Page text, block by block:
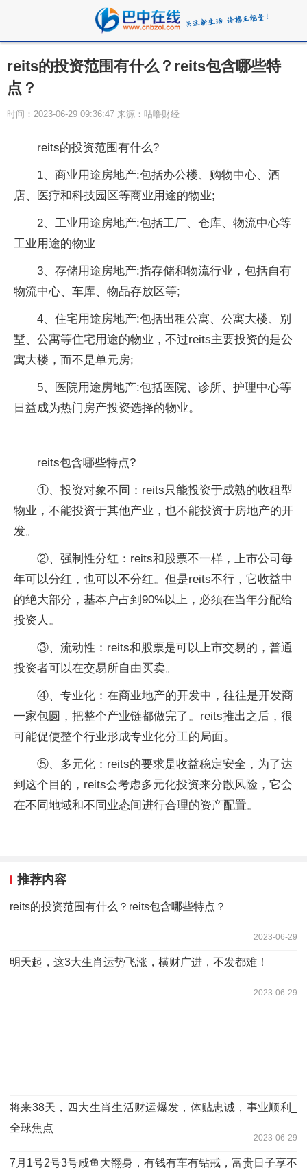
reits的投资范围有什么？reits包含哪些特
点？
时间：2023-06-29 09:36:47 来源：咕噜财经
reits的投资范围有什么?
1、商业用途房地产:包括办公楼、购物中心、酒
店、医疗和科技园区等商业用途的物业;
2、工业用途房地产:包括工厂、仓库、物流中心等
工业用途的物业
3、存储用途房地产:指存储和物流行业，包括自有
物流中心、车库、物品存放区等;
4、住宅用途房地产:包括出租公寓、公寓大楼、别
墅、公寓等住宅用途的物业，不过reits主要投资的是公
寓大楼，而不是单元房;
5、医院用途房地产:包括医院、诊所、护理中心等
日益成为热门房产投资选择的物业。
reits包含哪些特点?
①、投资对象不同：reits只能投资于成熟的收租型
物业，不能投资于其他产业，也不能投资于房地产的开
发。
②、强制性分红：reits和股票不一样，上市公司每
年可以分红，也可以不分红。但是reits不行，它收益中
的绝大部分，基本户占到90%以上，必须在当年分配给
投资人。
③、流动性：reits和股票是可以上市交易的，普通
投资者可以在交易所自由买卖。
④、专业化：在商业地产的开发中，往往是开发商
一家包圆，把整个产业链都做完了。reits推出之后，很
可能促使整个行业形成专业化分工的局面。
⑤、多元化：reits的要求是收益稳定安全，为了达
到这个目的，reits会考虑多元化投资来分散风险，它会
在不同地域和不同业态间进行合理的资产配置。
推荐内容
reits的投资范围有什么？reits包含哪些特点？
2023-06-29
明天起，这3大生肖运势飞涨，横财广进，不发都难！
2023-06-29
将来38天，四大生肖生活财运爆发，体贴忠诚，事业顺利_
全球焦点
2023-06-29
7月1号2号3号咸鱼大翻身，有钱有车有钻戒，富贵日子享不